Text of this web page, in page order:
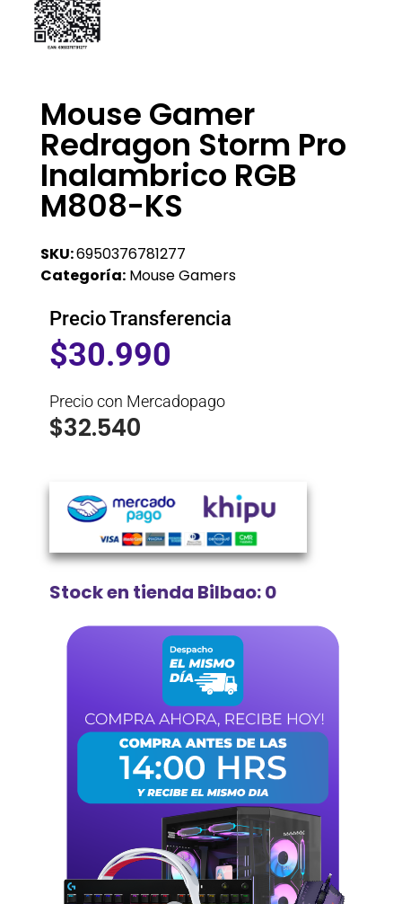
Mouse Gamer
Redragon Storm Pro
Inalambrico RGB
M808-KS
SKU:6950376781277
Categoría: Mouse Gamers
Precio Transferencia
$30.990
Precio con Mercadopago
$32.540
Stock en tienda Bilbao: 0